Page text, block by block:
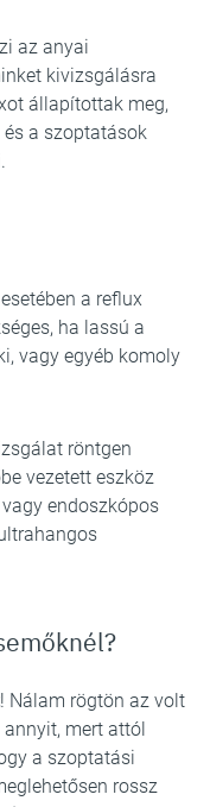
az anyai
kivizsgálásra
állapítottak meg,
a szoptatások
a reflux
ha lassú a
vagy egyéb komoly
röntgen
vezetett eszköz
endoszkópos
! Nálam rögtön az volt
mert attól
a szoptatási
rossz